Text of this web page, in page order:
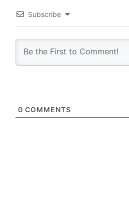
Subscribe
0 COMMENTS